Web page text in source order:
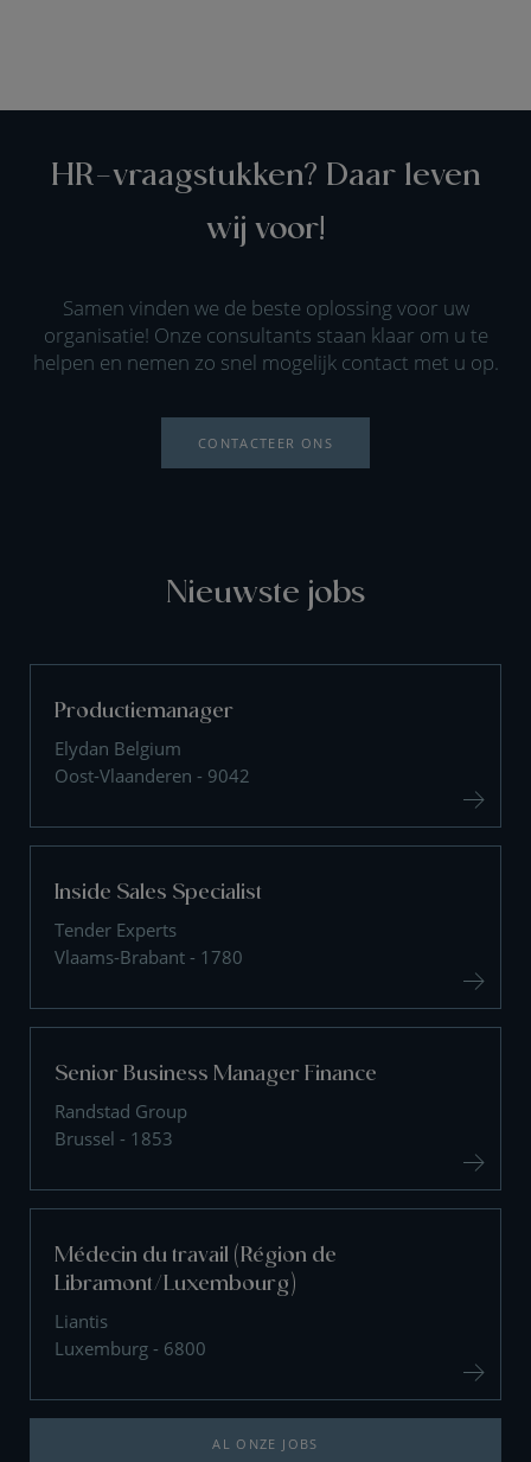
HR-vraagstukken? Daar leven
wij voor!
Samen vinden we de beste oplossing voor uw
organisatie! Onze consultants staan klaar om u te
helpen en nemen zo snel mogelijk contact met u op.
CONTACTEER ONS
Nieuwste jobs
Productiemanager
Elydan Belgium
Oost-Vlaanderen - 9042
Inside Sales Specialist
Tender Experts
Vlaams-Brabant - 1780
Senior Business Manager Finance
Randstad Group
Brussel - 1853
Médecin du travail (Région de
Libramont/Luxembourg)
Liantis
Luxemburg - 6800
AL ONZE JOBS